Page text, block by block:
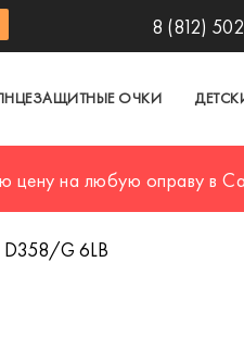
8 (812)
ОЧКИ
цену на любую оправу в
D358/G 6LB